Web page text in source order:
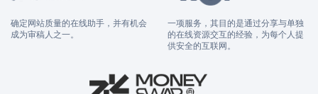
确定网站质量的在线助手，并有机会
成为审稿人之一。
一项服务，其目的是通过分享与单独
的在线资源交互的经验，为每个人提
供安全的互联网。